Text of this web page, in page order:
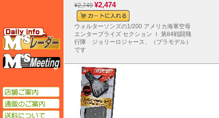
¥2,749 ¥2,474
ウォルターソンズの1/200 アメリカ海軍空母
エンタープライズ セクション Ｉ 第84戦闘飛
行隊 ジョリーロジャース、（プラモデル）
です
エムズレーダー
店舗ご案内
通販のご案内
送料について